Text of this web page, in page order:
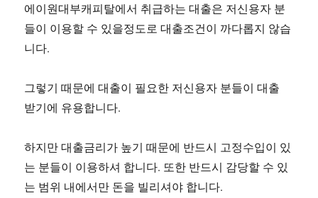
에이원대부캐피탈에서 취급하는 대출은 저신용자 분
들이 이용할 수 있을정도로 대출조건이 까다롭지 않습
니다.
그렇기 때문에 대출이 필요한 저신용자 분들이 대출
받기에 유용합니다.
하지만 대출금리가 높기 때문에 반드시 고정수입이 있
는 분들이 이용하셔 합니다. 또한 반드시 감당할 수 있
는 범위 내에서만 돈을 빌리셔야 합니다.